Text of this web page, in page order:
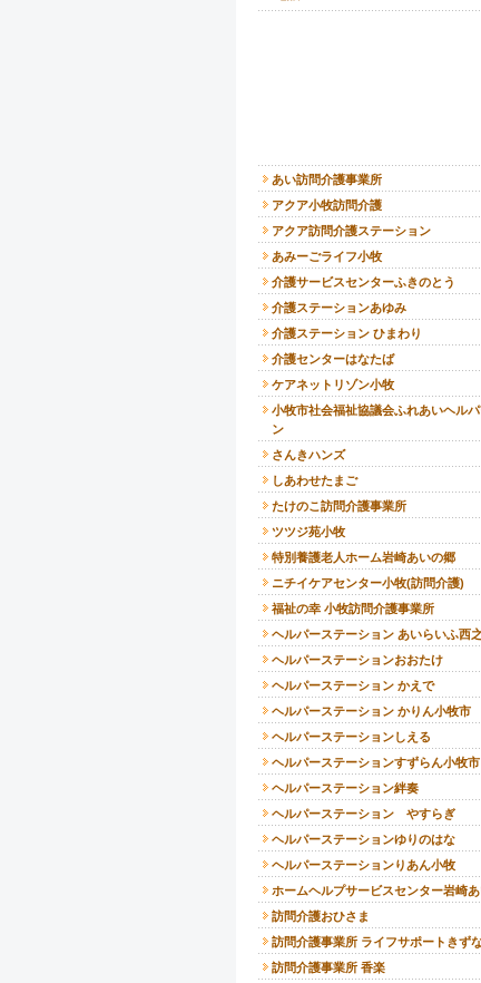
あい訪問介護事業所
アクア小牧訪問介護
アクア訪問介護ステーション
あみーごライフ小牧
介護サービスセンターふきのとう
介護ステーションあゆみ
介護ステーション ひまわり
介護センターはなたば
ケアネットリゾン小牧
小牧市社会福祉協議会ふれあいヘル
ン
さんきハンズ
しあわせたまご
たけのこ訪問介護事業所
ツツジ苑小牧
特別養護老人ホーム岩崎あいの郷
ニチイケアセンター小牧(訪問介護)
福祉の幸 小牧訪問介護事業所
ヘルパーステーション あいらいふ西
ヘルパーステーションおおたけ
ヘルパーステーション かえで
ヘルパーステーション かりん小牧市
ヘルパーステーションしえる
ヘルパーステーションすずらん小牧市
ヘルパーステーション絆奏
ヘルパーステーション やすらぎ
ヘルパーステーションゆりのはな
ヘルパーステーションりあん小牧
ホームヘルプサービスセンター岩崎
訪問介護おひさま
訪問介護事業所 ライフサポートきず
訪問介護事業所 香楽